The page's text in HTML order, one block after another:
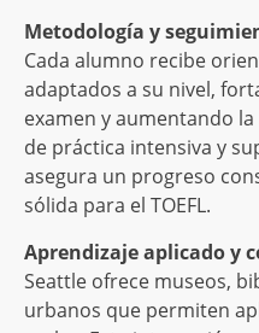
Metodología y
Cada alumno recibe
adaptados a su nivel,
examen y aumentando
de práctica intensiva y
asegura un progreso
sólida para el TOEFL.
Aprendizaje aplicado y
Seattle ofrece museos,
urbanos que permiten